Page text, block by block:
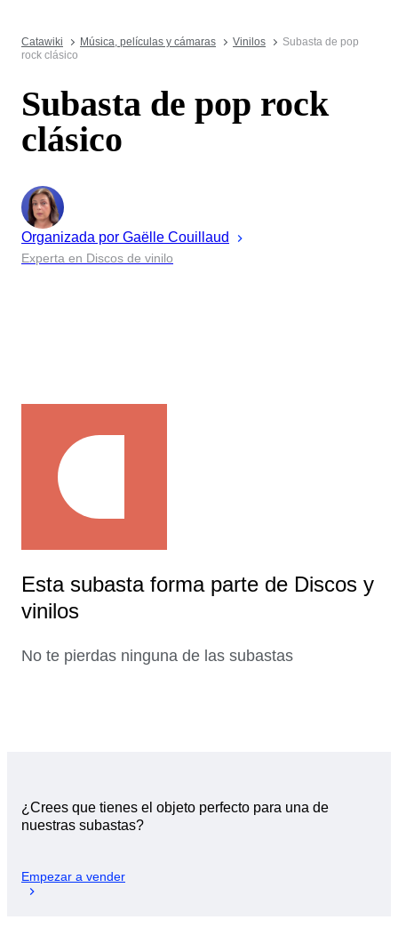
Catawiki Música, películas y cámaras Vinilos
Subasta de pop
rock clásico
Subasta de pop rock
clásico
Organizada por Gaëlle Couillaud
Experta en Discos de vinilo
Esta subasta forma parte de Discos y
vinilos
No te pierdas ninguna de las subastas
¿Crees que tienes el objeto perfecto para una de
nuestras subastas?
Empezar a vender